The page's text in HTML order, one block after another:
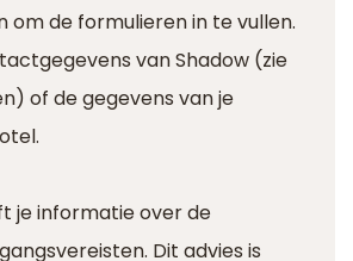
om de formulieren in te vullen.
van Shadow (zie
of de gegevens van je
je informatie over de
Dit advies is